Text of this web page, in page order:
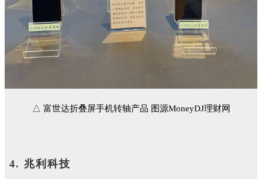
△ 富世达折叠屏手机转轴产品 图源MoneyDJ理财网
4. 兆利科技